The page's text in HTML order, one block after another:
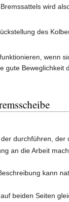
wird
des
wenn
gute Beweglichkeit
durchführen,
an die Arbeit
kann
beiden Seiten